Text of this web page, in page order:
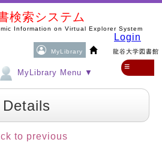
検索システム
Information on Virtual Explorer System
MyLibrary 龍谷大学図書館
Login
MyLibrary Menu ▼
≡
to previous